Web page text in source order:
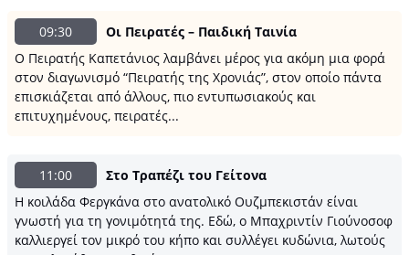
09:30
Οι Πειρατές – Παιδική Ταινία
Ο Πειρατής Καπετάνιος λαμβάνει μέρος για ακόμη μια φορά
στον διαγωνισμό “Πειρατής της Χρονιάς”, στον οποίο πάντα
επισκιάζεται από άλλους, πιο εντυπωσιακούς και
επιτυχημένους, πειρατές...
11:00
Στο Τραπέζι του Γείτονα
Η κοιλάδα Φεργκάνα στο ανατολικό Ουζμπεκιστάν είναι
γνωστή για τη γονιμότητά της. Εδώ, ο Μπαχριντίν Γιούνοσοφ
καλλιεργεί τον μικρό του κήπο και συλλέγει κυδώνια, λωτούς